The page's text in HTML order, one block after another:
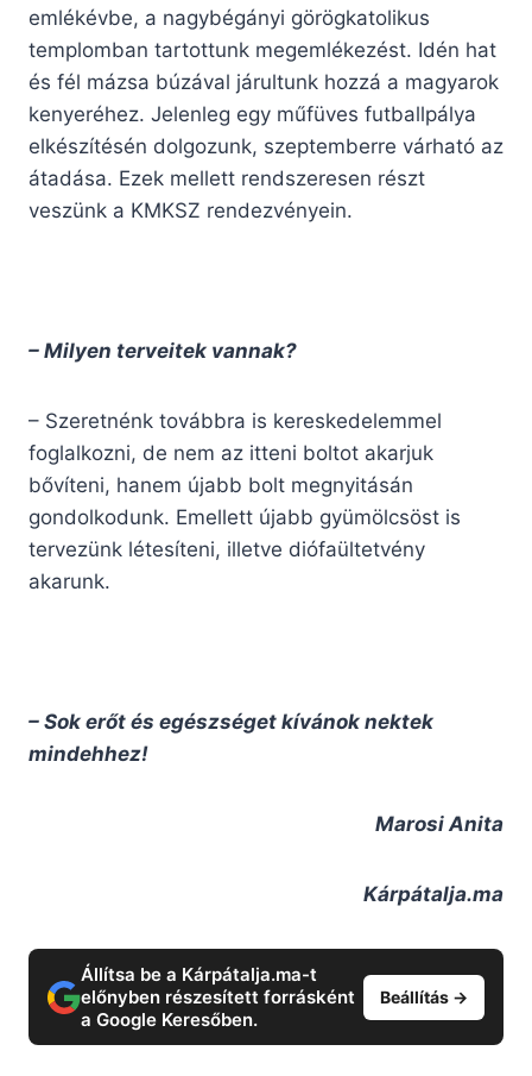
emlékévbe, a nagybégányi görögkatolikus
templomban tartottunk megemlékezést. Idén hat
és fél mázsa búzával járultunk hozzá a magyarok
kenyeréhez. Jelenleg egy műfüves futballpálya
elkészítésén dolgozunk, szeptemberre várható az
átadása. Ezek mellett rendszeresen részt
veszünk a KMKSZ rendezvényein.
– Milyen terveitek vannak?
– Szeretnénk továbbra is kereskedelemmel
foglalkozni, de nem az itteni boltot akarjuk
bővíteni, hanem újabb bolt megnyitásán
gondolkodunk. Emellett újabb gyümölcsöst is
tervezünk létesíteni, illetve diófaültetvény
akarunk.
– Sok erőt és egészséget kívánok nektek
mindehhez!
Marosi Anita
Kárpátalja.ma
Állítsa be a Kárpátalja.ma-t
előnyben részesített forrásként
a Google Keresőben.
Beállítás →